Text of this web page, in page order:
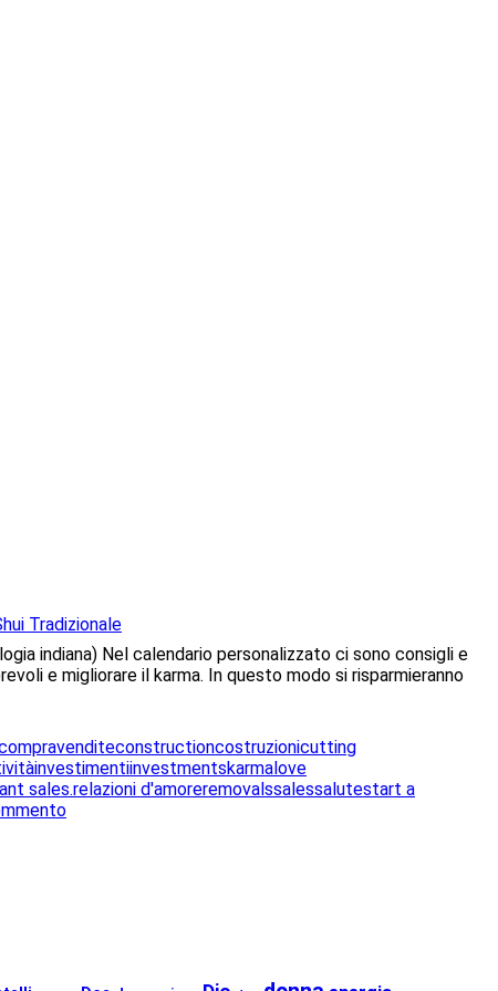
Tradizionale
indiana) Nel calendario personalizzato ci sono consigli e
e migliorare il karma. In questo modo si risparmieranno
constructioncostruzionicutting
investimentiinvestmentskarmalove
sales.relazioni d'amoreremovalssalessalutestart a
su